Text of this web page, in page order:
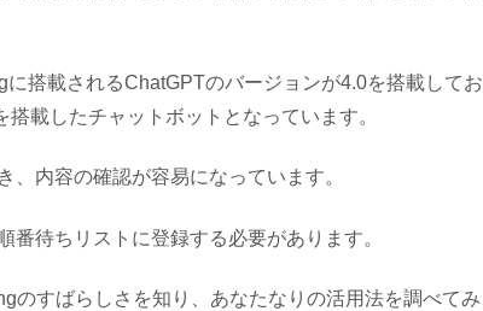
搭載されるChatGPTのバージョンが4.0を搭載してお
載したチャットボットとなっています。
内容の確認が容易になっています。
待ちリストに登録する必要があります。
すばらしさを知り、あなたなりの活用法を調べてみ